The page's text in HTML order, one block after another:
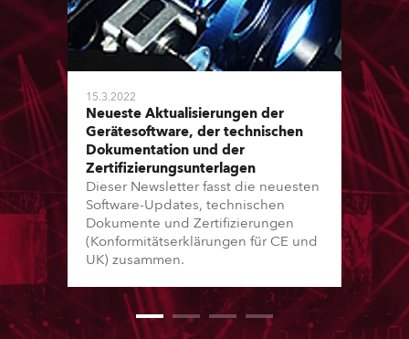
15.3.2022
Neueste Aktualisierungen der
Gerätesoftware, der technischen
Dokumentation und der
Zertifizierungsunterlagen
Dieser Newsletter fasst die neuesten
Software-Updates, technischen
Dokumente und Zertifizierungen
(Konformitätserklärungen für CE und
UK) zusammen.